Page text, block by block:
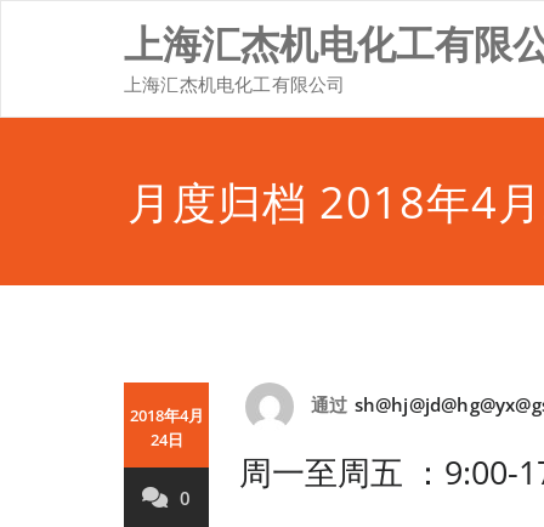
上海汇杰机电化工有限
上海汇杰机电化工有限公司
月度归档 2018年4
2018年4月
24日
0
通过
周一至周五 ：9:00-